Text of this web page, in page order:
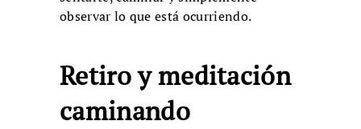
observar lo que está ocurriendo.
Retiro y meditación
caminando